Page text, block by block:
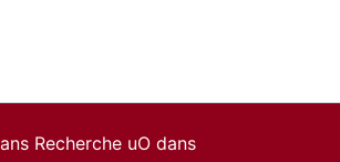
Recherche uO dans